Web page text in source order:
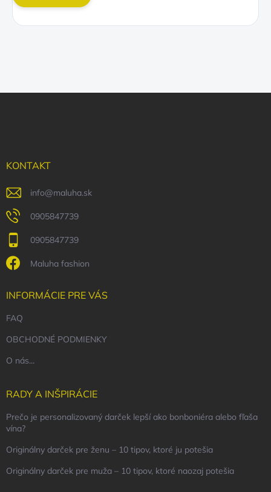
KONTAKT
info@maluha.sk
0905847739
0905847739
Maluha fashion
INFORMÁCIE PRE VÁS
FAQ
OBCHODNÉ PODMIENKY
O nás...
RADY A INŠPIRÁCIE
Prečo je personalizovaný darček lepší ako bonboniéra alebo fľaša
vína?
Originálny darček pre ženu – 10 tipov, ktoré ju potešia
Originálny darček pre muža – 10 tipov, ktoré naozaj potešia